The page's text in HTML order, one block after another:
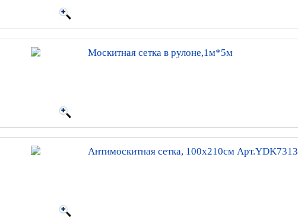
Москитная сетка в рулоне,1м*5м
Антимоскитная сетка, 100х210см Арт.YDK7313